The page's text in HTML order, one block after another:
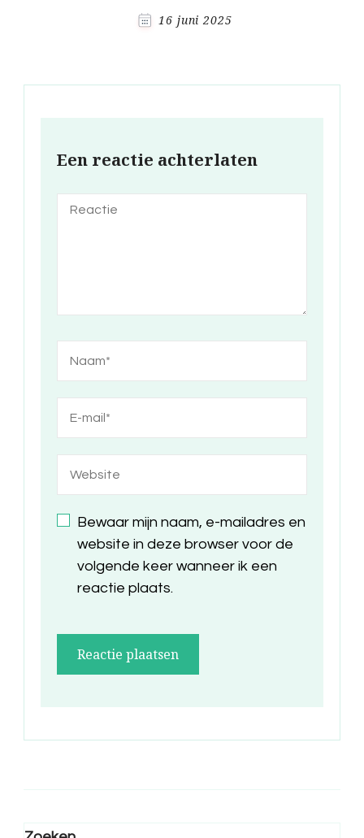
16 juni 2025
Een reactie achterlaten
Bewaar mijn naam, e-mailadres en
website in deze browser voor de
volgende keer wanneer ik een
reactie plaats.